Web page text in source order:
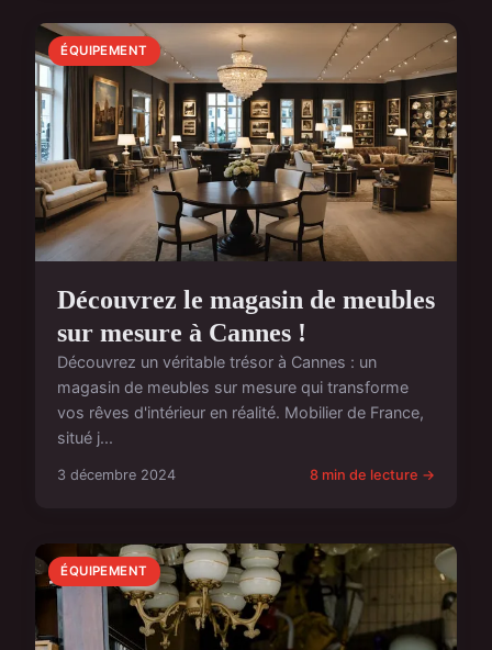
ÉQUIPEMENT
Découvrez le magasin de meubles
sur mesure à Cannes !
Découvrez un véritable trésor à Cannes : un
magasin de meubles sur mesure qui transforme
vos rêves d'intérieur en réalité. Mobilier de France,
situé j...
3 décembre 2024 8 min de lecture →
ÉQUIPEMENT